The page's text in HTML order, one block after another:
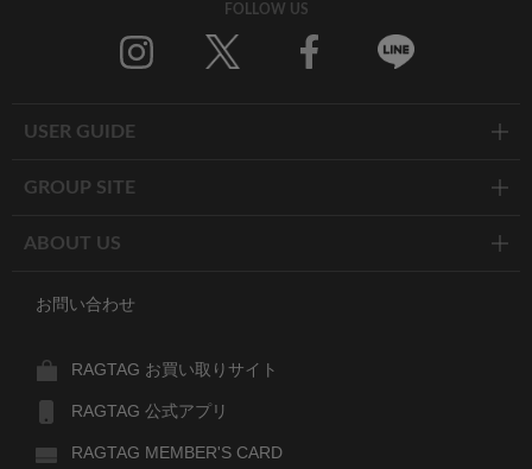
FOLLOW US
USER GUIDE
GROUP SITE
ABOUT US
お問い合わせ
RAGTAG お買い取りサイト
RAGTAG 公式アプリ
RAGTAG MEMBER'S CARD